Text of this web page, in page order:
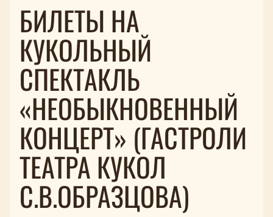
БИЛЕТЫ НА
КУКОЛЬНЫЙ
СПЕКТАКЛЬ
«НЕОБЫКНОВЕННЫЙ
КОНЦЕРТ» (ГАСТРОЛИ
ТЕАТРА КУКОЛ
С.В.ОБРАЗЦОВА)